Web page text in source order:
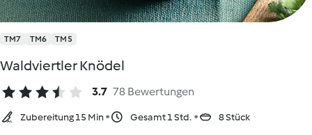
TM7 TM6 TM5
Waldviertler Knödel
3.7 78 Bewertungen
Zubereitung 15 Min Gesamt 1 Std. 8 Stück